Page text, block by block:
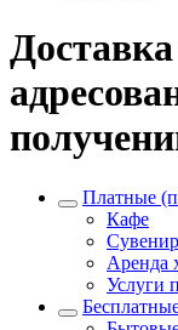
Платные
Кафе
Аренда
Услуги